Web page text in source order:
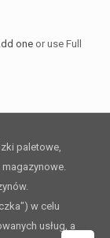
one or use Full
paletowe,
w celu
usług, a